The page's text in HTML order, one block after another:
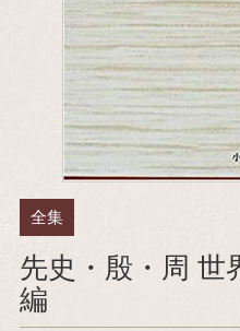
全集
先史・殷・周 世
編